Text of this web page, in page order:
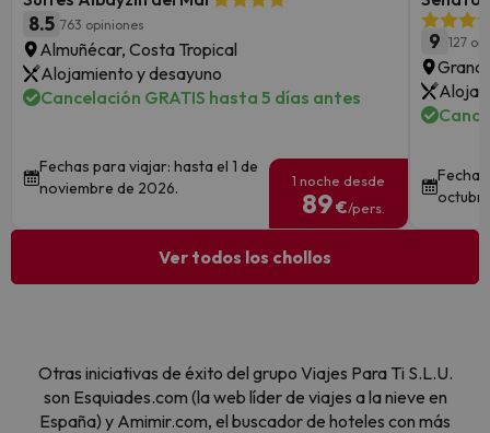
8.5 763 opiniones
Almuñécar, Costa Tropical
Alojamiento y desayuno
Cancelación GRATIS hasta 5 días antes
Fechas para viajar: hasta el 1 de
noviembre de 2026.
1 noche desde
89€/pers.
9 127
Ver todos los chollos
Otras iniciativas de éxito del grupo Viajes Para Ti S.L.U.
son Esquiades.com (la web líder de viajes a la nieve en
España) y Amimir.com, el buscador de hoteles con más